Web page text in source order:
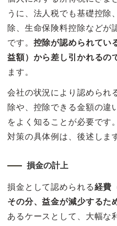
うに、法人税でも基礎控除
除、生命保険料控除などが
です。 控除が認められてい
益額）から差し引かれるの
ます。
会社の状況により認められ
除や、控除できる金額の違
をよく知ることが必要です
対策の具体例は、後述しま
損金の計上
損金として認められる経費
その分、益金が減少するた
あるケースとして、大幅な